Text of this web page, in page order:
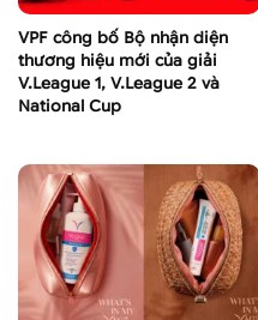
VPF công bố Bộ nhận diện
thương hiệu mới của giải
V.League 1, V.League 2 và
National Cup